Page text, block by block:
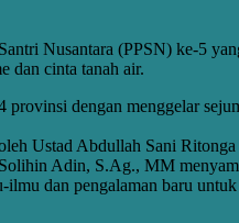
Nusantara (PPSN) ke-5
dan cinta tanah air.
dengan menggelar
Ustad Abdullah Sani
Adin, S.Ag., MM
dan pengalaman baru